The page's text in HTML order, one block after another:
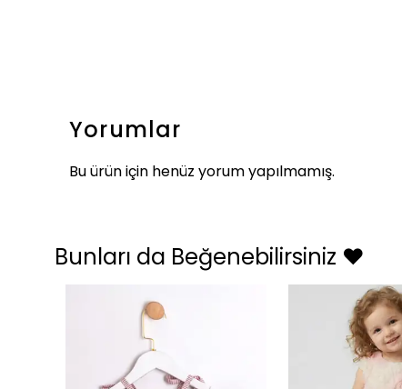
Yorumlar
Bu ürün için henüz yorum yapılmamış.
Bunları da Beğenebilirsiniz ❤️